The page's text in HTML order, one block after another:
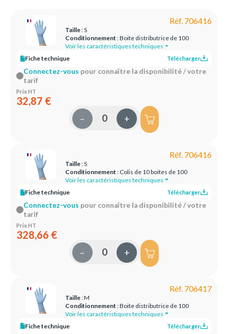
Réf. 706416
Taille: S
Conditionnement : Boite distributrice de 100
Voir les caractéristiques techniques
Fiche technique
Télécharger
Connectez-vous pour connaître la disponibilité / votre
tarif
Prix HT
32,87 €
– +
Réf. 706416
Taille: S
Conditionnement : Colis de 10 boites de 100
Voir les caractéristiques techniques
Fiche technique
Télécharger
Connectez-vous pour connaître la disponibilité / votre
tarif
Prix HT
328,66 €
– +
Réf. 706417
Taille: M
Conditionnement : Boite distributrice de 100
Voir les caractéristiques techniques
Fiche technique
Télécharger